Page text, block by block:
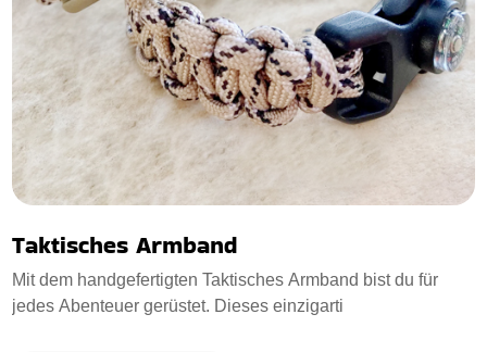
Taktisches Armband
Mit dem handgefertigten Taktisches Armband bist du für
jedes Abenteuer gerüstet. Dieses einzigarti